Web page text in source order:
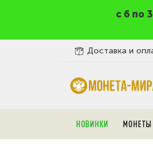
c 6 по
Доставка и
НОВИНКИ МОНЕТЫ